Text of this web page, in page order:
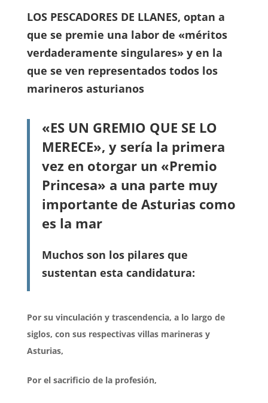
LOS PESCADORES DE LLANES, optan a
que se premie una labor de «méritos
verdaderamente singulares» y en la
que se ven representados todos los
marineros asturianos
«ES UN GREMIO QUE SE LO
MERECE», y sería la primera
vez en otorgar un «Premio
Princesa» a una parte muy
importante de Asturias como
es la mar
Muchos son los pilares que
sustentan esta candidatura:
Por su vinculación y trascendencia, a lo largo de
siglos, con sus respectivas villas marineras y
Asturias,
Por el sacrificio de la profesión,